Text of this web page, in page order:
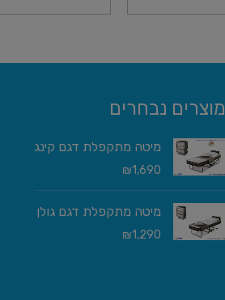
מידע נוסף
מוצרים נבחרים
מיטה מתקפלת דגם קינג
₪1,690
מיטה מתקפלת דגם גולן
₪1,290